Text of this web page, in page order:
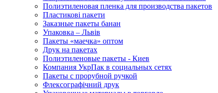
Полиэтиленовая пленка для производства пакетов
Пластикові пакети
Заказные пакеты банан
Упаковка – Львів
Пакеты «маечка» оптом
Друк на пакетах
Полиэтиленовые пакеты - Киев
Компания УкрПак в социальных сетях
Пакеты с прорубной ручкой
Флексографічний друк